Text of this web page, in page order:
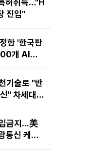
허취득…"H
진입"
한 '한국판
개 AI모
기술로 "반
" 차세대
금지...美
통신 케이